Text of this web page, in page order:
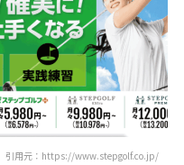
引用元：https://www.stepgolf.co.jp/